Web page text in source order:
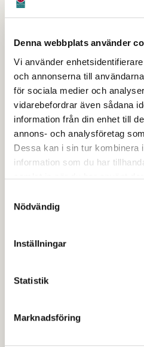
Denna webbplats använder
Vi använder
och annonserna till
för sociala medier och
vidarebefordrar även sådana
information från din enhet till
annons- och analysföretag
Dessa kan i sin tur kombinera
information som du har
Nödvändig
Inställningar
Statistik
Marknadsföring
Letar du efter ett
forskningsområde? Vi
av att få input på vår
med oss och berätta
av att undersöka så
Skicka din fråga till
Hjälpte den här